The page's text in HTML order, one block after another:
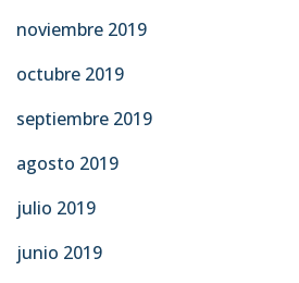
noviembre 2019
octubre 2019
septiembre 2019
agosto 2019
julio 2019
junio 2019